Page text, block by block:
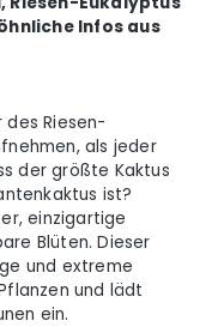
Infos aus
Riesen-
als jeder
der größte Kaktus
ist?
einzigartige
Blüten. Dieser
und extreme
und lädt
ein.